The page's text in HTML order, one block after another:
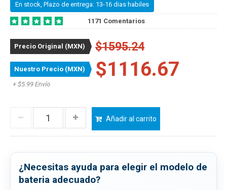
En stock, Plazo de entrega: 13-16 dias habiles
1171 Comentarios
Precio Original (MXN) $1595.24
Nuestro Precio (MXN) $1116.67
+ $5.99 Envío
Añadir al carrito
¿Necesitas ayuda para elegir el modelo de
bateria adecuado?